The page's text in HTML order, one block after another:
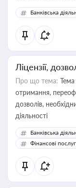
Банківська
Ліцензії,
Про що тема: Тема
отримання,
дозволів,
діяльності
Банківська
Фінансові